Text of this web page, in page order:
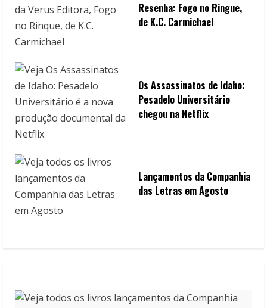
Resenha: Fogo no Ringue,
de K.C. Carmichael
Os Assassinatos de Idaho:
Pesadelo Universitário
chegou na Netflix
Lançamentos da Companhia
das Letras em Agosto